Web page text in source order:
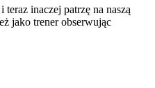
inaczej patrzę na naszą
jako trener obserwując